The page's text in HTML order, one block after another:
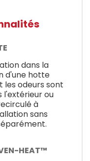
dans la
d'une hotte
les odeurs sont
l'extérieur ou
à
sans
HEAT™